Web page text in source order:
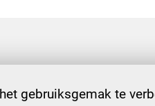
Verbonden
gebruiksgemak te